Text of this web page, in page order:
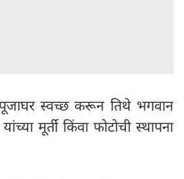
स्वच्छ करून तिथे भगवान
मूर्ती किंवा फोटोची स्थापना